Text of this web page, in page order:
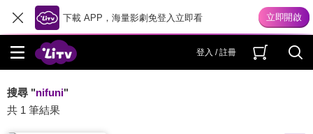
下載 APP，海量影劇免登入立即看
登入 / 註冊
搜尋 "nifuni"
共 1 筆結果